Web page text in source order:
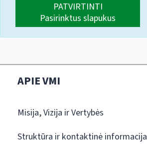
PATVIRTINTI
Pasirinktus slapukus
APIE VMI
Misija, Vizija ir Vertybės
Struktūra ir kontaktinė informacija